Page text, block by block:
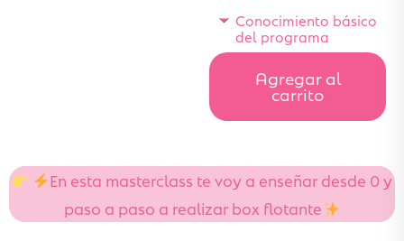
Conocimiento básico
del programa
Agregar al
carrito
En esta masterclass te voy a enseñar desde 0 y
paso a paso a realizar box flotante